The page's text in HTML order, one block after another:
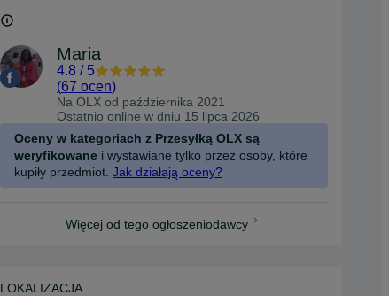
Maria
4.8 / 5
(67 ocen)
Na OLX od października 2021
Ostatnio online w dniu 15 lipca 2026
Oceny w kategoriach z Przesyłką OLX są
weryfikowane i wystawiane tylko przez osoby, które
kupiły przedmiot. Jak działają oceny?
Więcej od tego ogłoszeniodawcy
LOKALIZACJA